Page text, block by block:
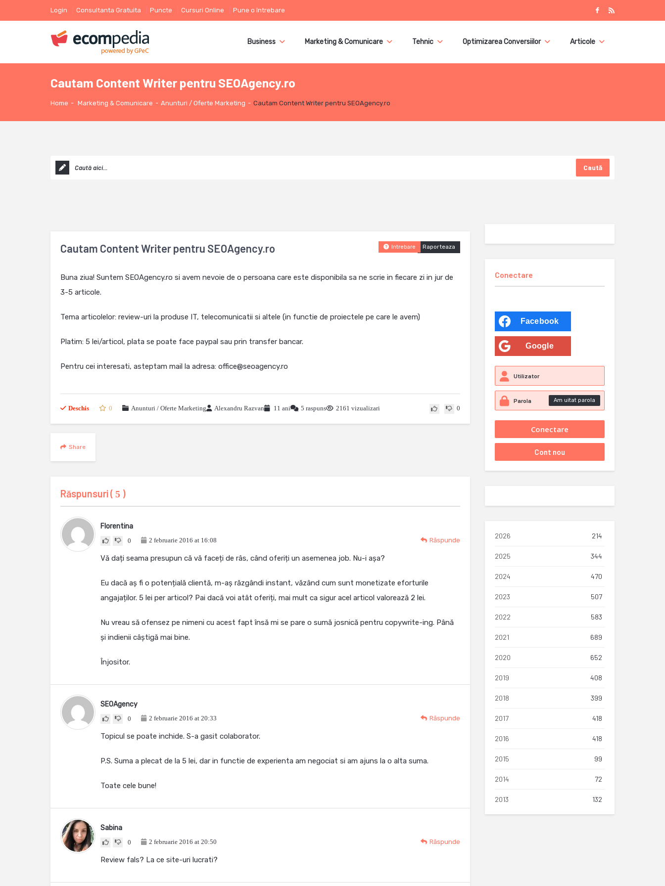
Login Consultanta Gratuita Puncte Cursuri Online Pune o întrebare
Business Marketing & Comunicare Tehnic Optimizarea Conversiilor Articole
Cautam Content Writer pentru SEOAgency.ro
Home - Marketing & Comunicare - Anunturi / Oferte Marketing - Cautam Content Writer pentru SEOAgency.ro
Caută
Cautam Content Writer pentru SEOAgency.ro Raporteaza
Intrebare
Buna ziua! Suntem SEOAgency.ro si avem nevoie de o persoana care este disponibila sa ne scrie in fiecare zi in jur de
3-5 articole.
Tema articolelor: review-uri la produse IT, telecomunicatii si altele (in functie de proiectele pe care le avem)
Platim: 5 lei/articol, plata se poate face paypal sau prin transfer bancar.
Pentru cei interesati, asteptam mail la adresa: office@seoagency.ro
Deschis 0 Anunturi / Oferte Marketing Alexandru Razvan 11 ani 5 raspuns 2161 vizualizari 0
Share
Răspunsuri ( 5 )
Florentina
0 2 februarie 2016 at 16:08 Răspunde
Vă dați seama presupun că vă faceți de râs, când oferiți un asemenea job. Nu-i așa?
Eu dacă aș fi o potențială clientă, m-aș răzgândi instant, văzând cum sunt monetizate eforturile
angajaților. 5 lei per articol? Pai dacă voi atât oferiți, mai mult ca sigur acel articol valorează 2 lei.
Nu vreau să ofensez pe nimeni cu acest fapt însă mi se pare o sumă josnică pentru copywrite-ing. Până
și indienii câștigă mai bine.
Înjositor.
SEOAgency
0 2 februarie 2016 at 20:33 Răspunde
Topicul se poate inchide. S-a gasit colaborator.
P.S. Suma a plecat de la 5 lei, dar in functie de experienta am negociat si am ajuns la o alta suma.
Toate cele bune!
Sabina
0 2 februarie 2016 at 20:50 Răspunde
Review fals? La ce site-uri lucrati?
Conectare
Facebook
Google
Am uitat parola
2026 214
2025 344
2024 470
2023 507
2022 583
2021 689
2020 652
2019 408
2018 399
2017 418
2016 418
2015 99
2014 72
2013 132